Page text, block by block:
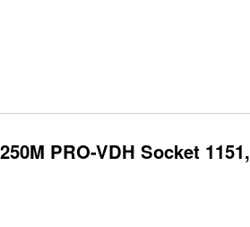
PRO-VDH Socket 1151,